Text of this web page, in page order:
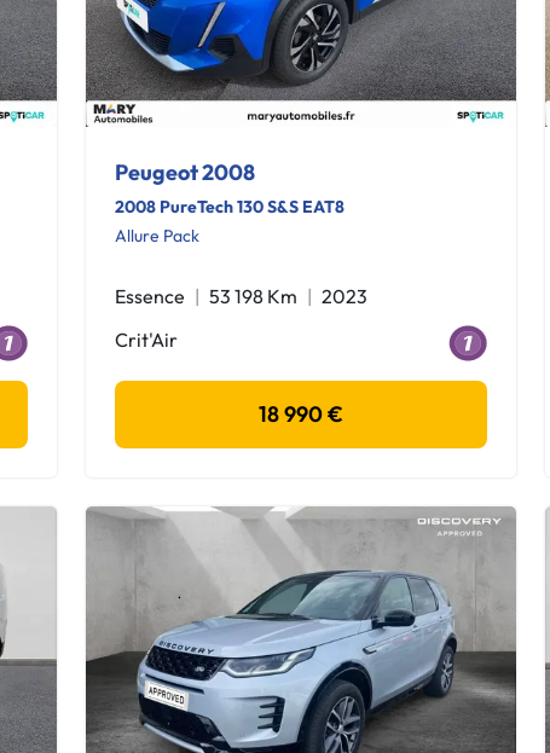
Peugeot 2008
2008 PureTech 130 S&S EAT8
Allure Pack
Essence 53 198 Km
2023
Crit'Air
18 990 €